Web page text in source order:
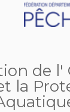
de l'
la